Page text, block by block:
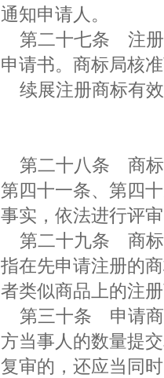
通知申请人。
第二十七条 注册
申请书。商标局核
续展注册商标有
第二十八条 商标
第四十一条、第四
事实，依法进行评
第二十九条 商标
指在先申请注册的
者类似商品上的注
第三十条 申请商
方当事人的数量提
复审的，还应当同